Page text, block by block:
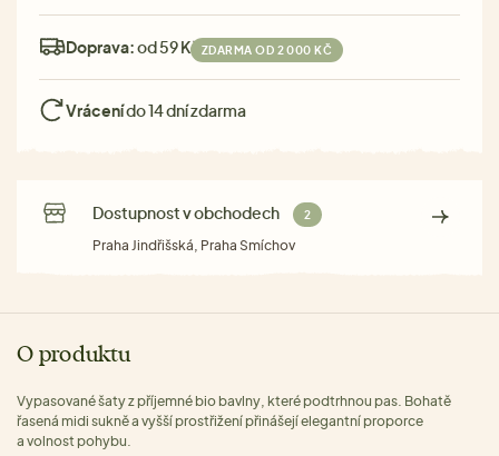
Doprava:od 59 Kč ZDARMA OD 2 000 KČ
Vrácenído 14 dní zdarma
Dostupnost v obchodech 2
Praha Jindřišská, Praha Smíchov
O produktu
Vypasované šaty z příjemné bio bavlny, které podtrhnou pas. Bohatě
řasená midi sukně a vyšší prostřižení přinášejí elegantní proporce
a volnost pohybu.